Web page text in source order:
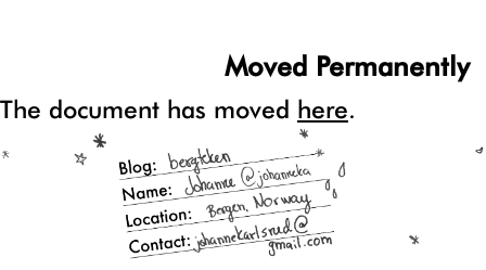
Moved Permanently
The document has moved here.